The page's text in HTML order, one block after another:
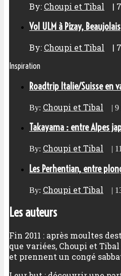
By: Choupi et Tibal |
Vol ULM à Pizay, Beaujolais
By: Choupi et Tibal |
Inspiration
Roadtrip Italie/Suisse en
By: Choupi et Tibal | 9
Takayama : entre Alpes
By: Choupi et Tibal |
Les Perhentian, entre
By: Choupi et Tibal |
Les auteurs
Fin 2011 : après moultes
que variées, Choupi et
et prennent un congé